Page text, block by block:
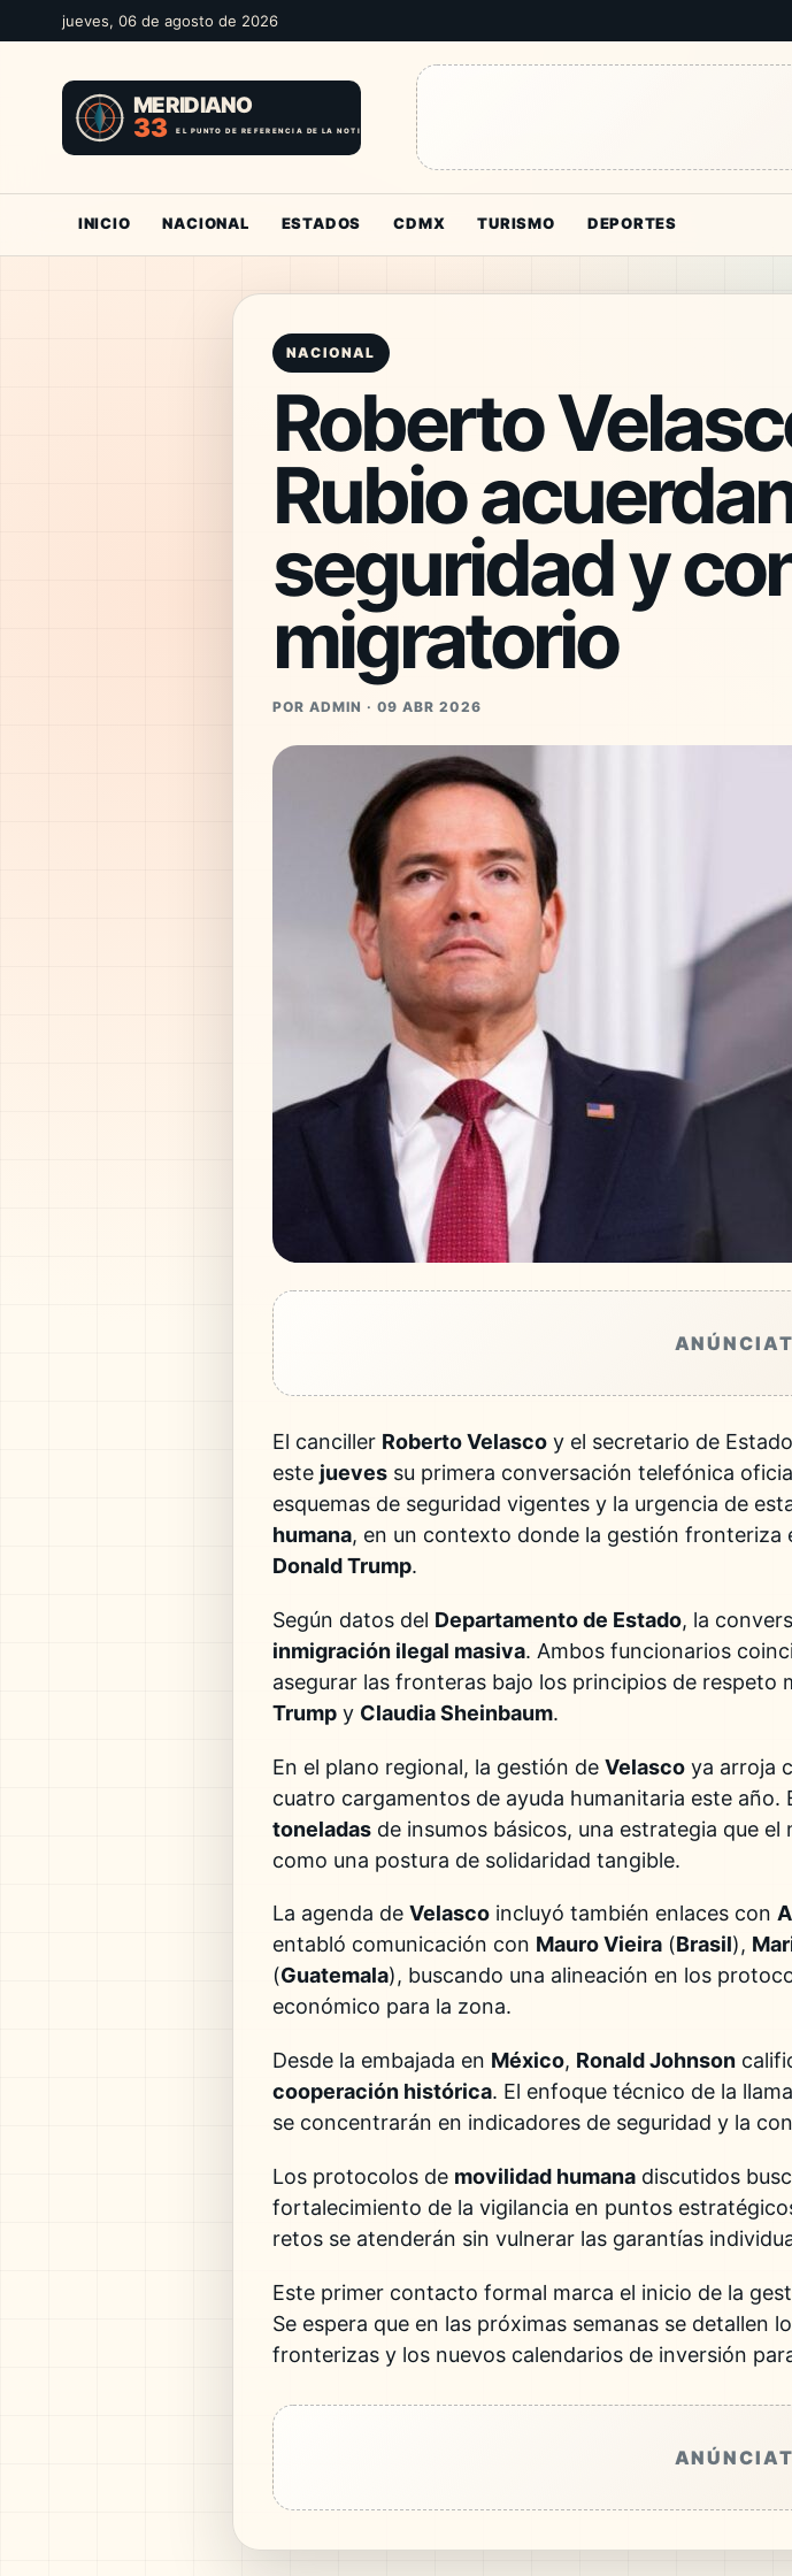
jueves, 06 de agosto de 2026
INICIO NACIONAL ESTADOS CDMX TURISMO DEPORTES
NACIONAL
Roberto
Rubio
seguridad y
migratorio
POR ADMIN · 09 ABR 2026
El canciller Roberto Velasco y el secretario de
este jueves su primera conversación telefónica
esquemas de seguridad vigentes y la urgencia de
humana, en un contexto donde la gestión
Donald Trump.
Según datos del Departamento de Estado, la
inmigración ilegal masiva. Ambos funcionarios
asegurar las fronteras bajo los principios de respeto
Trump y Claudia Sheinbaum.
En el plano regional, la gestión de Velasco ya arroja
cuatro cargamentos de ayuda humanitaria este año.
toneladas de insumos básicos, una estrategia que el
como una postura de solidaridad tangible.
La agenda de Velasco incluyó también enlaces con
entabló comunicación con Mauro Vieira (Brasil),
(Guatemala), buscando una alineación en los
económico para la zona.
Desde la embajada en México, Ronald Johnson
cooperación histórica. El enfoque técnico de la
se concentrarán en indicadores de seguridad y la
Los protocolos de movilidad humana discutidos
fortalecimiento de la vigilancia en puntos
retos se atenderán sin vulnerar las garantías
Este primer contacto formal marca el inicio de la
Se espera que en las próximas semanas se detallen
fronterizas y los nuevos calendarios de inversión